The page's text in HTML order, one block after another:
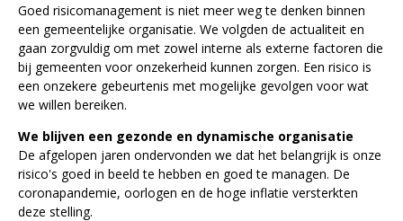
Goed risicomanagement is niet meer weg te denken binnen
een gemeentelijke organisatie. We volgden de actualiteit en
gaan zorgvuldig om met zowel interne als externe factoren die
bij gemeenten voor onzekerheid kunnen zorgen. Een risico is
een onzekere gebeurtenis met mogelijke gevolgen voor wat
we willen bereiken.
We blijven een gezonde en dynamische organisatie
De afgelopen jaren ondervonden we dat het belangrijk is onze
risico's goed in beeld te hebben en goed te managen. De
coronapandemie, oorlogen en de hoge inflatie versterkten
deze stelling.